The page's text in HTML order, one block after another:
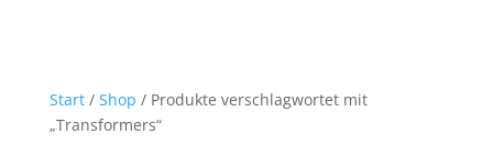
Start/ Shop / Produkte verschlagwortet mit
„Transformers“